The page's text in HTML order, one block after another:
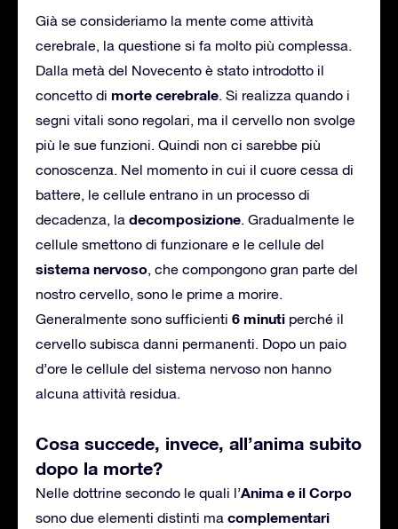
Già se consideriamo la mente come attività
cerebrale, la questione si fa molto più complessa.
Dalla metà del Novecento è stato introdotto il
concetto di morte cerebrale. Si realizza quando i
segni vitali sono regolari, ma il cervello non svolge
più le sue funzioni. Quindi non ci sarebbe più
conoscenza. Nel momento in cui il cuore cessa di
battere, le cellule entrano in un processo di
decadenza, la decomposizione. Gradualmente le
cellule smettono di funzionare e le cellule del
sistema nervoso, che compongono gran parte del
nostro cervello, sono le prime a morire.
Generalmente sono sufficienti 6 minuti perché il
cervello subisca danni permanenti. Dopo un paio
d’ore le cellule del sistema nervoso non hanno
alcuna attività residua.
Cosa succede, invece, all’anima subito
dopo la morte?
Nelle dottrine secondo le quali l’Anima e il Corpo
sono due elementi distinti ma complementari